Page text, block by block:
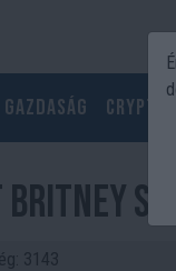
Gazdaság Crypto
3143